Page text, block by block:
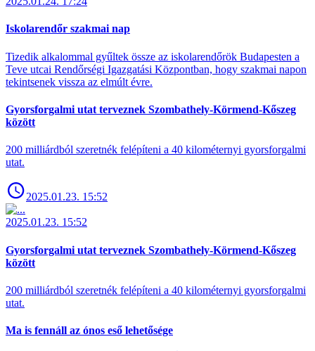
Iskolarendőr szakmai nap
Tizedik alkalommal gyűltek össze az iskolarendőrök Budapesten a
Teve utcai Rendőrségi Igazgatási Központban, hogy szakmai napon
tekintsenek vissza az elmúlt évre.
Gyorsforgalmi utat terveznek Szombathely-Körmend-Kőszeg
között
200 milliárdból szeretnék felépíteni a 40 kilométernyi gyorsforgalmi
utat.
2025.01.23. 15:52
2025.01.23. 15:52
Gyorsforgalmi utat terveznek Szombathely-Körmend-Kőszeg
között
200 milliárdból szeretnék felépíteni a 40 kilométernyi gyorsforgalmi
utat.
Ma is fennáll az ónos eső lehetősége